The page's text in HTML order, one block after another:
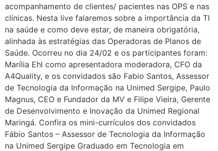
acompanhamento de clientes/ pacientes nas OPS e nas
clínicas. Nesta live falaremos sobre a importância da TI
na saúde e como deve estar, de maneira obrigatória,
alinhada às estratégias das Operadoras de Planos de
Saúde. Ocorreu no dia 24/02 e os participantes foram:
Marília Ehl como apresentadora moderadora, CFO da
A4Quality, e os convidados são Fabio Santos, Assessor
de Tecnologia da Informação na Unimed Sergipe, Paulo
Magnus, CEO e Fundador da MV e Filipe Vieira, Gerente
de Desenvolvimento e Inovação da Unimed Regional
Maringá. Confira os mini-currículos dos convidados
Fábio Santos – Assessor de Tecnologia da Informação
na Unimed Sergipe Graduado em Tecnologia em